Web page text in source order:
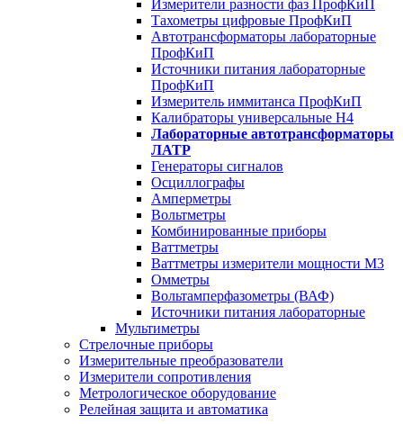
Измерители разности фаз ПрофКиП
Тахометры цифровые ПрофКиП
Автотрансформаторы лабораторные
ПрофКиП
Источники питания лабораторные
ПрофКиП
Измеритель иммитанса ПрофКиП
Калибраторы универсальные Н4
Лабораторные автотрансформаторы
ЛАТР
Генераторы сигналов
Осциллографы
Амперметры
Вольтметры
Комбинированные приборы
Ваттметры
Ваттметры измерители мощности М3
Омметры
Вольтамперфазометры (ВАФ)
Источники питания лабораторные
Мультиметры
Стрелочные приборы
Измерительные преобразователи
Измерители сопротивления
Метрологическое оборудование
Релейная защита и автоматика